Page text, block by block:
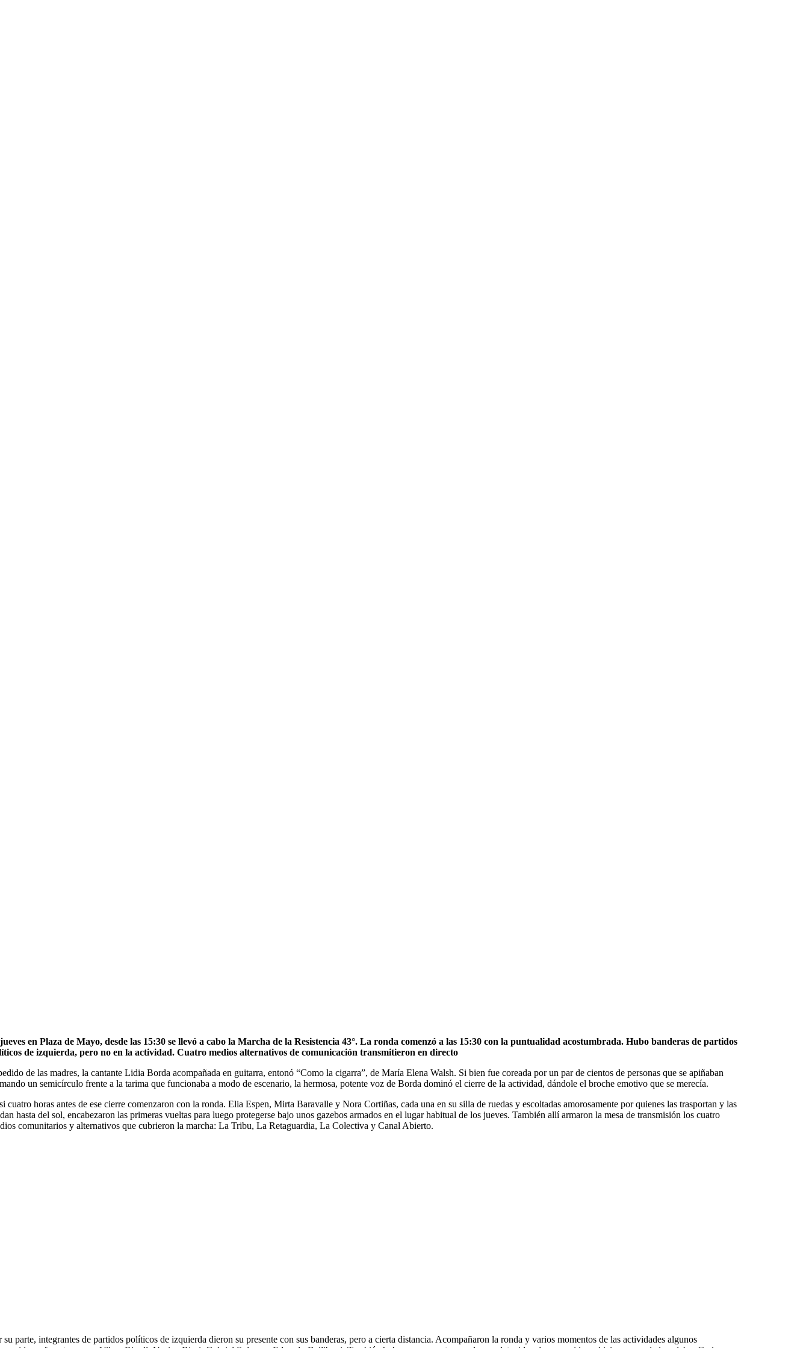
en Plaza de Mayo, desde las 15:30 se llevó a cabo la Marcha de la Resistencia 43°. La ronda comenzó a las 15:30 con la puntualidad acostumbrada. Hubo banderas de partidos
de izquierda, pero no en la actividad. Cuatro medios alternativos de comunicación transmitieron en directo
de las madres, la cantante Lidia Borda acompañada en guitarra, entonó “Como la cigarra”, de María Elena Walsh. Si bien fue coreada por un par de cientos de personas que se apiñaban
un semicírculo frente a la tarima que funcionaba a modo de escenario, la hermosa, potente voz de Borda dominó el cierre de la actividad, dándole el broche emotivo que se merecía.
cuatro horas antes de ese cierre comenzaron con la ronda. Elia Espen, Mirta Baravalle y Nora Cortiñas, cada una en su silla de ruedas y escoltadas amorosamente por quienes las trasportan y las
hasta del sol, encabezaron las primeras vueltas para luego protegerse bajo unos gazebos armados en el lugar habitual de los jueves. También allí armaron la mesa de transmisión los cuatro
comunitarios y alternativos que cubrieron la marcha: La Tribu, La Retaguardia, La Colectiva y Canal Abierto.
su parte, integrantes de partidos políticos de izquierda dieron su presente con sus banderas, pero a cierta distancia. Acompañaron la ronda y varios momentos de las actividades algunos